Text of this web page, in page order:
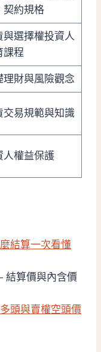
契約規格
與選擇權投資人
課程
理財與風險觀念
交易規範與知識
人權益保護
結算一次看懂
算價與內含價
頭與賣權空頭價